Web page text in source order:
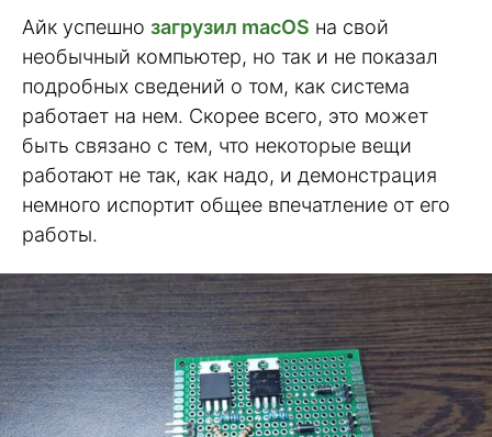
Айк успешно загрузил macOS на свой
необычный компьютер, но так и не показал
подробных сведений о том, как система
работает на нем. Скорее всего, это может
быть связано с тем, что некоторые вещи
работают не так, как надо, и демонстрация
немного испортит общее впечатление от его
работы.